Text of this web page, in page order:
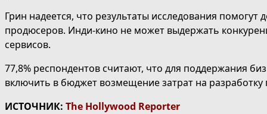
Грин надеется, что результаты исследования
продюсеров. Инди-кино не может выдержать
сервисов.
77,8% респондентов считают, что для поддержания
включить в бюджет возмещение затрат на разработку
ИСТОЧНИК: The Hollywood Reporter